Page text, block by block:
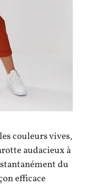
couleurs vives,
audacieux à
du
efficace